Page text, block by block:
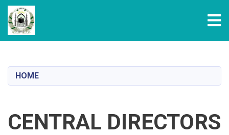
content
HOME
CENTRAL DIRECTORS